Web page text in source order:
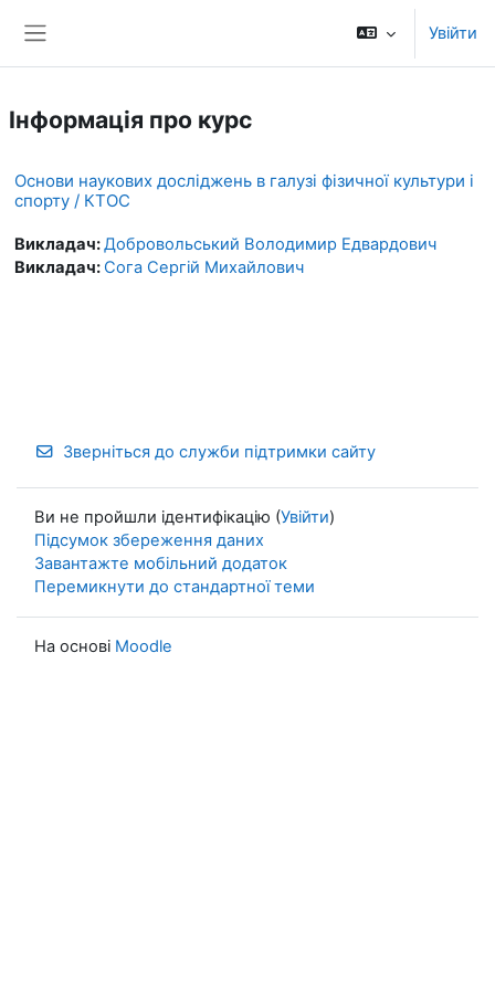
Увійти
Інформація про курс
Основи наукових досліджень в галузі фізичної культури і
спорту / КТОС
Викладач:Добровольський Володимир Едвардович
Викладач:Сога Сергій Михайлович
Зверніться до служби підтримки сайту
Ви не пройшли ідентифікацію (Увійти)
Підсумок збереження даних
Завантажте мобільний додаток
Перемикнути до стандартної теми
На основі Moodle